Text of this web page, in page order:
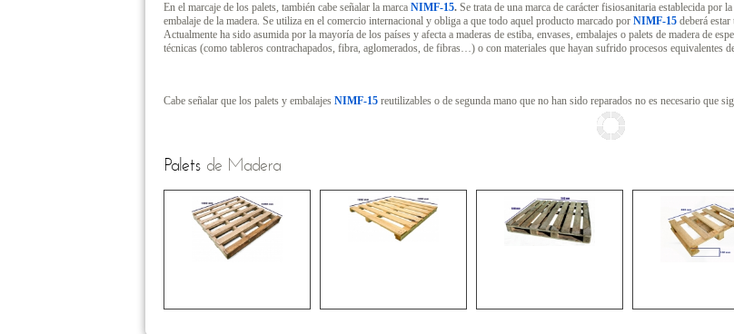
En el marcaje de los palets, también cabe señalar la marca NIMF-15. Se trata de una marca de carácter fisiosanitaria establecida
embalaje de la madera. Se utiliza en el comercio internacional y obliga a que todo aquel producto marcado por NIMF-15 deberá
Actualmente ha sido asumida por la mayoría de los países y afecta a maderas de estiba, envases, embalajes o palets de madera de
técnicas (como tableros contrachapados, fibra, aglomerados, de fibras…) o con materiales que hayan sufrido procesos equivalentes
Cabe señalar que los palets y embalajes NIMF-15 reutilizables o de segunda mano que no han sido reparados no es necesario que
Palets de Madera